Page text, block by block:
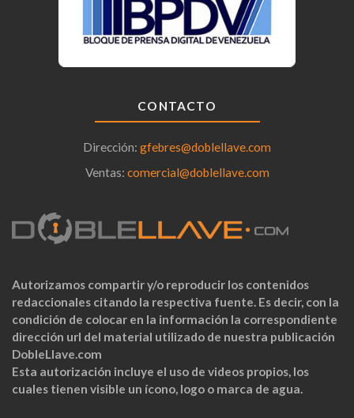
CONTACTO
Dirección: gfebres@doblellave.com
Ventas: comercial@doblellave.com
Autorizamos compartir y/o reproducir los contenidos
redaccionales citando la respectiva fuente. Es decir, con la
condición de colocar en la información la correspondiente
dirección url del material utilizado de nuestra publicación
DobleLlave.com
Esta autorización incluye el uso de videos propios, los
cuales tienen visible un ícono, logo o marca de agua.